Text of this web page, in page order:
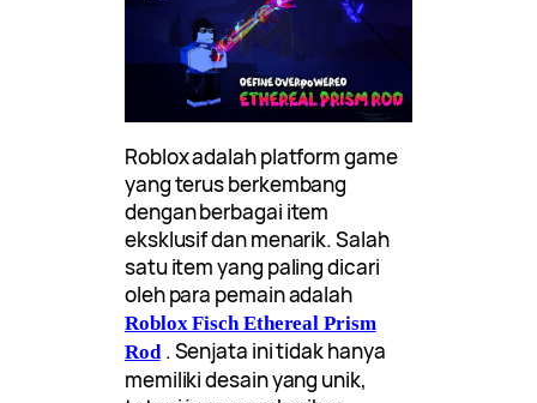
Roblox adalah platform game
yang terus berkembang
dengan berbagai item
eksklusif dan menarik. Salah
satu item yang paling dicari
oleh para pemain adalah
Roblox Fisch Ethereal Prism
Rod . Senjata ini tidak hanya
memiliki desain yang unik,